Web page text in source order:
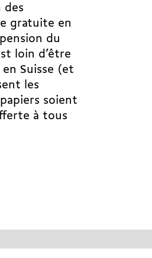
des
gratuite en
du
loin d’être
Suisse (et
les
soient
à tous